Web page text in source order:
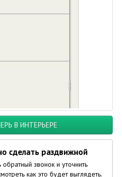
В ИНТЕРЬЕРЕ
сделать раздвижной
звонок и уточнить
как это будет выглядеть.